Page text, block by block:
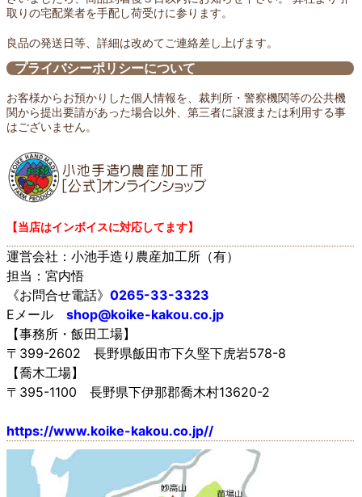
取りの宅配業者を手配し荷受けに参ります。
良品の発送日等、詳細は改めてご連絡差し上げます。
プライバシーポリシーについて
お客様からお預かりした個人情報を、裁判所・警察機関等の公共機
関から提出要請があった場合以外、第三者に譲渡または利用する事
はございません。
【当店はインボイスに対応してます】
運営会社：小池手造り農産加工所（有）
担当：宮内悟
《お問合せ電話》 0265-33-3323
Eメール shop@koike-kakou.co.jp
【事務所・飯田工場】
〒399-2602 長野県飯田市下久堅下虎岩578-8
【喬木工場】
〒395-1100 長野県下伊那郡喬木村13620-2
https://www.koike-kakou.co.jp//